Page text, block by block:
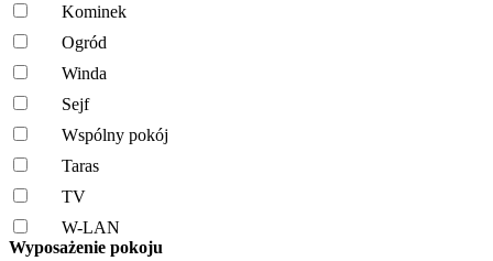
Kominek
Ogród
Winda
Sejf
Wspólny pokój
Taras
TV
W-LAN
Wyposażenie pokoju